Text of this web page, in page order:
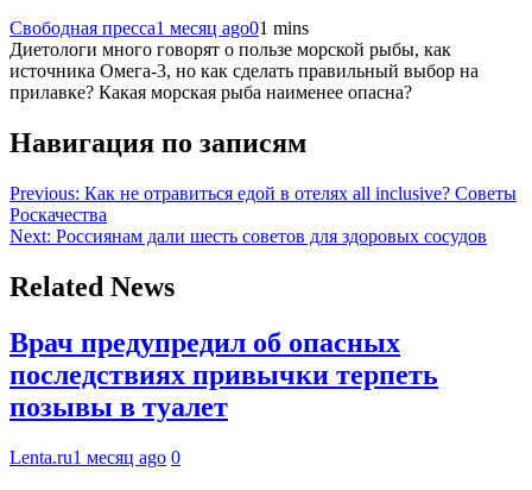
Свободная пресса1 месяц ago01 mins
Диетологи много говорят о пользе морской рыбы, как
источника Омега-3, но как сделать правильный выбор на
прилавке? Какая морская рыба наименее опасна?
Навигация по записям
Previous: Как не отравиться едой в отелях all inclusive? Советы
Роскачества
Next: Россиянам дали шесть советов для здоровых сосудов
Related News
Врач предупредил об опасных
последствиях привычки терпеть
позывы в туалет
Lenta.ru1 месяц ago 0